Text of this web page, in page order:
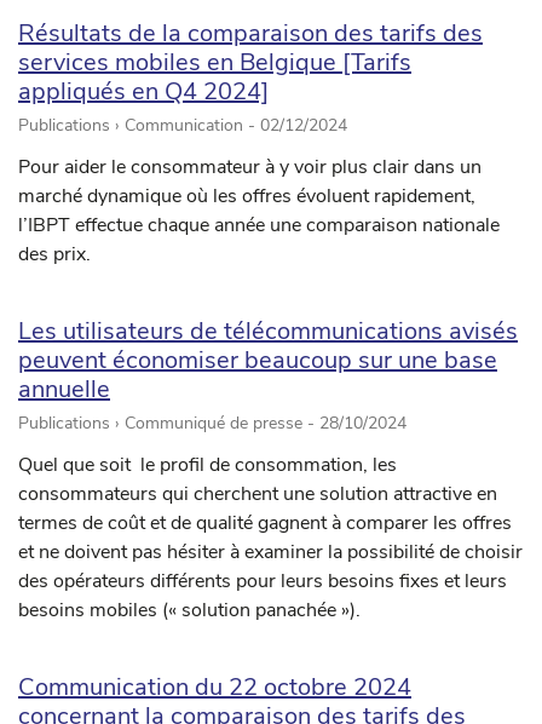
Résultats de la comparaison des tarifs des
services mobiles en Belgique [Tarifs
appliqués en Q4 2024]
Publications › Communication - 02/12/2024
Pour aider le consommateur à y voir plus clair dans un
marché dynamique où les offres évoluent rapidement,
l’IBPT effectue chaque année une comparaison nationale
des prix.
Les utilisateurs de télécommunications avisés
peuvent économiser beaucoup sur une base
annuelle
Publications › Communiqué de presse - 28/10/2024
Quel que soit le profil de consommation, les
consommateurs qui cherchent une solution attractive en
termes de coût et de qualité gagnent à comparer les offres
et ne doivent pas hésiter à examiner la possibilité de choisir
des opérateurs différents pour leurs besoins fixes et leurs
besoins mobiles (« solution panachée »).
Communication du 22 octobre 2024
concernant la comparaison des tarifs des